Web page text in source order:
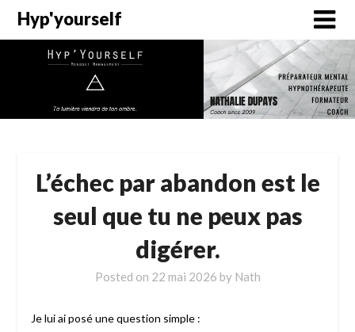
Hyp'yourself
L’échec par abandon est le
seul que tu ne peux pas
digérer.
Posted on 22 mai 2026 by Nath
Je lui ai posé une question simple :